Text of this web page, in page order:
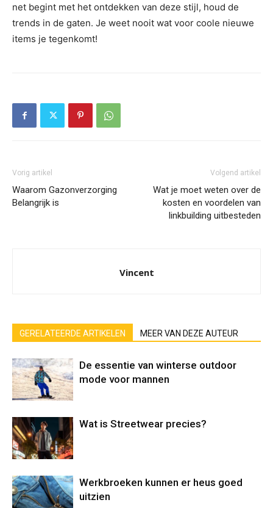
net begint met het ontdekken van deze stijl, houd de
trends in de gaten. Je weet nooit wat voor coole nieuwe
items je tegenkomt!
Vorig artikel
Waarom Gazonverzorging
Belangrijk is
Volgend artikel
Wat je moet weten over de
kosten en voordelen van
linkbuilding uitbesteden
Vincent
GERELATEERDE ARTIKELEN MEER VAN DEZE AUTEUR
De essentie van winterse outdoor
mode voor mannen
Wat is Streetwear precies?
Werkbroeken kunnen er heus goed
uitzien